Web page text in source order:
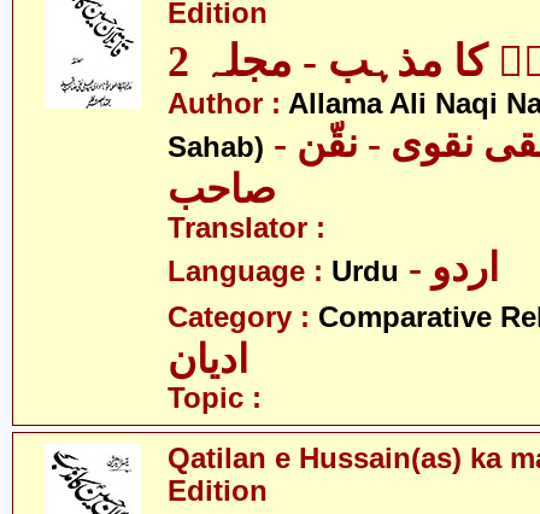
Edition
کا مذہب - مجلہ 2
Author : Allama Ali Naqi
Sahab) - علامہ علی نقی نقوی - نقّن
صاحب
Translator :
Language : Urdu - اردو
Category : Comparative
ادیان
Topic :
Qatilan e Hussain(as) ka
Edition